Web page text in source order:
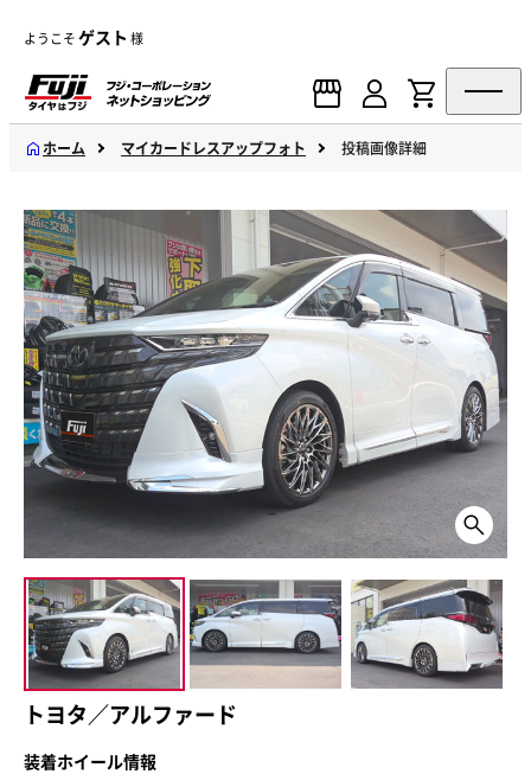
ようこそゲスト 様
ホーム マイカードレスアップフォト 投稿画像詳細
トヨタ／アルファード
装着ホイール情報